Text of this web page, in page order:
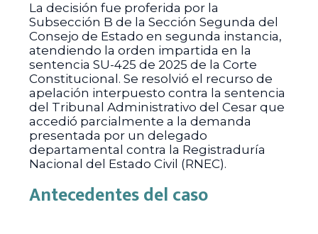
La decisión fue proferida por la
Subsección B de la Sección Segunda del
Consejo de Estado en segunda instancia,
atendiendo la orden impartida en la
sentencia SU-425 de 2025 de la Corte
Constitucional. Se resolvió el recurso de
apelación interpuesto contra la sentencia
del Tribunal Administrativo del Cesar que
accedió parcialmente a la demanda
presentada por un delegado
departamental contra la Registraduría
Nacional del Estado Civil (RNEC).
Antecedentes del caso